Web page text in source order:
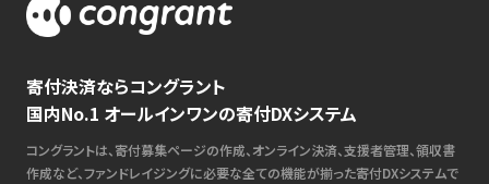
寄付決済ならコングラント
国内No.1 オールインワンの寄付DXシステム
コングラントは、寄付募集ページの作成、オンライン決済、支援者管理、領収書
作成など、ファンドレイジングに必要な全ての機能が揃った寄付DXシステムで